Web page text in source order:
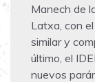
Manech de
Latxa, con
similar y
último, el
nuevos